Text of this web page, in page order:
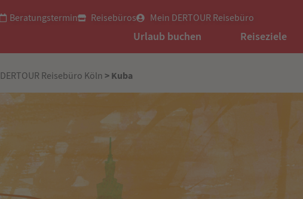
Beratungstermin Reisebüros Mein DERTOUR Reisebüro
Urlaub buchen Reiseziele
DERTOUR Reisebüro Köln > Kuba